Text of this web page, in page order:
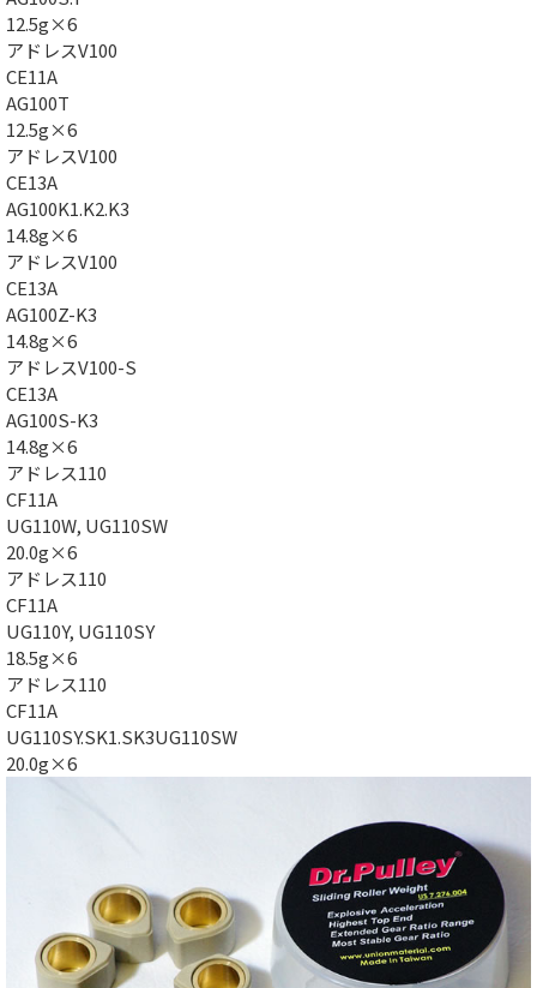
12.5g×6
アドレスV100
CE11A
AG100T
12.5g×6
アドレスV100
CE13A
AG100K1.K2.K3
14.8g×6
アドレスV100
CE13A
AG100Z-K3
14.8g×6
アドレスV100-S
CE13A
AG100S-K3
14.8g×6
アドレス110
CF11A
UG110W, UG110SW
20.0g×6
アドレス110
CF11A
UG110Y, UG110SY
18.5g×6
アドレス110
CF11A
UG110SY.SK1.SK3UG110SW
20.0g×6